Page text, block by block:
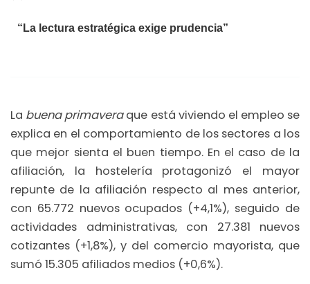
“La lectura estratégica exige prudencia”
La buena primaveraque está viviendo el empleo se
explica en el comportamiento de los sectores a los
que mejor sienta el buen tiempo. En el caso de la
afiliación, la hostelería protagonizó el mayor
repunte de la afiliación respecto al mes anterior,
con 65.772 nuevos ocupados (+4,1%), seguido de
actividades administrativas, con 27.381 nuevos
cotizantes (+1,8%), y del comercio mayorista, que
sumó 15.305 afiliados medios (+0,6%).